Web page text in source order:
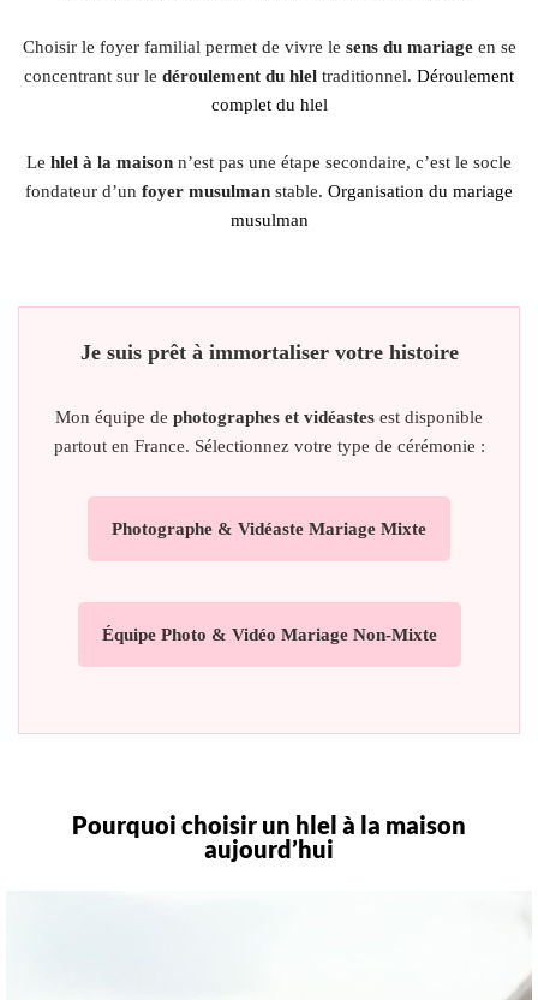
Choisir le foyer familial permet de vivre le sens du mariageen se
concentrant sur le déroulement du hlel traditionnel. Déroulement
complet du hlel
Le hlel à la maison n’est pas une étape secondaire, c’est le socle
fondateur d’un foyer musulman stable. Organisation du mariage
musulman
Je suis prêt à immortaliser votre histoire
Mon équipe de photographes et vidéastes est disponible
partout en France. Sélectionnez votre type de cérémonie :
Photographe & Vidéaste Mariage Mixte
Équipe Photo & Vidéo Mariage Non-Mixte
Pourquoi choisir un hlel à la maison
aujourd’hui